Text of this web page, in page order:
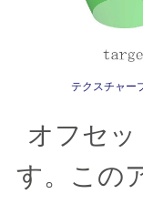
テクスチャー
オフセ
す。この